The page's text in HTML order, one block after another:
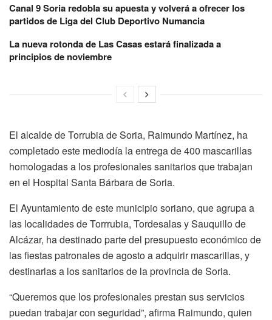
Canal 9 Soria redobla su apuesta y volverá a ofrecer los
partidos de Liga del Club Deportivo Numancia
La nueva rotonda de Las Casas estará finalizada a
principios de noviembre
El alcalde de Torrubia de Soria, Raimundo Martínez, ha
completado este mediodía la entrega de 400 mascarillas
homologadas a los profesionales sanitarios que trabajan
en el Hospital Santa Bárbara de Soria.
El Ayuntamiento de este municipio soriano, que agrupa a
las localidades de Torrrubia, Tordesalas y Sauquillo de
Alcázar, ha destinado parte del presupuesto económico de
las fiestas patronales de agosto a adquirir mascarillas, y
destinarlas a los sanitarios de la provincia de Soria.
“Queremos que los profesionales prestan sus servicios
puedan trabajar con seguridad”, afirma Raimundo, quien